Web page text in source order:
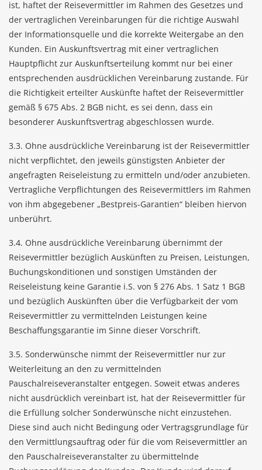
ist, haftet der Reisevermittler im Rahmen des Gesetzes und
der vertraglichen Vereinbarungen für die richtige Auswahl
der Informationsquelle und die korrekte Weitergabe an den
Kunden. Ein Auskunftsvertrag mit einer vertraglichen
Hauptpflicht zur Auskunftserteilung kommt nur bei einer
entsprechenden ausdrücklichen Vereinbarung zustande. Für
die Richtigkeit erteilter Auskünfte haftet der Reisevermittler
gemäß § 675 Abs. 2 BGB nicht, es sei denn, dass ein
besonderer Auskunftsvertrag abgeschlossen wurde.
3.3. Ohne ausdrückliche Vereinbarung ist der Reisevermittler
nicht verpflichtet, den jeweils günstigsten Anbieter der
angefragten Reiseleistung zu ermitteln und/oder anzubieten.
Vertragliche Verpflichtungen des Reisevermittlers im Rahmen
von ihm abgegebener „Bestpreis-Garantien“ bleiben hiervon
unberührt.
3.4. Ohne ausdrückliche Vereinbarung übernimmt der
Reisevermittler bezüglich Auskünften zu Preisen, Leistungen,
Buchungskonditionen und sonstigen Umständen der
Reiseleistung keine Garantie i.S. von § 276 Abs. 1 Satz 1 BGB
und bezüglich Auskünften über die Verfügbarkeit der vom
Reisevermittler zu vermittelnden Leistungen keine
Beschaffungsgarantie im Sinne dieser Vorschrift.
3.5. Sonderwünsche nimmt der Reisevermittler nur zur
Weiterleitung an den zu vermittelnden
Pauschalreiseveranstalter entgegen. Soweit etwas anderes
nicht ausdrücklich vereinbart ist, hat der Reisevermittler für
die Erfüllung solcher Sonderwünsche nicht einzustehen.
Diese sind auch nicht Bedingung oder Vertragsgrundlage für
den Vermittlungsauftrag oder für die vom Reisevermittler an
den Pauschalreiseveranstalter zu übermittelnde